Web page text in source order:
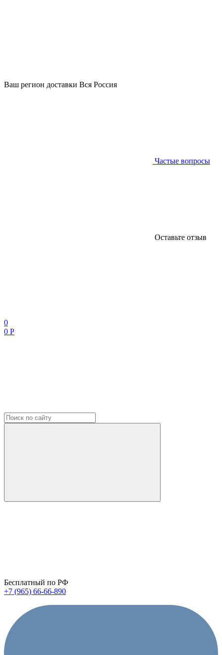
Ваш регион доставки Вся Россия
Частые вопросы
Оставьте отзыв
0
0 Р
Бесплатный по РФ
+7 (965) 66-66-890